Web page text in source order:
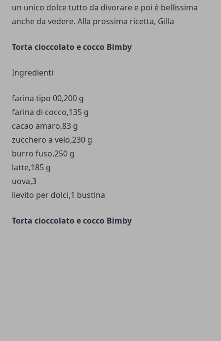
un unico dolce tutto da divorare e poi è bellissima
anche da vedere. Alla prossima ricetta, Gilla
Torta cioccolato e cocco Bimby
Ingredienti
farina tipo 00,200 g
farina di cocco,135 g
cacao amaro,83 g
zucchero a velo,230 g
burro fuso,250 g
latte,185 g
uova,3
lievito per dolci,1 bustina
Torta cioccolato e cocco Bimby